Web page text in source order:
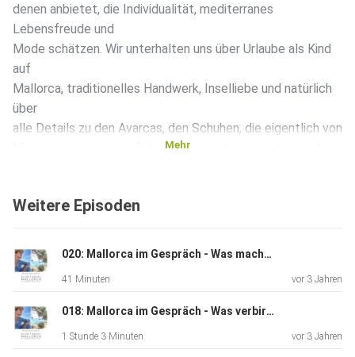
denen anbietet, die Individualität, mediterranes
Lebensfreude und
Mode schätzen. Wir unterhalten uns über Urlaube als Kind
auf
Mallorca, traditionelles Handwerk, Inselliebe und natürlich
über
alle Details zu den Avarcas, den Schuhen, die eigentlich von
Menorca stammen, auf den Balearen aber irgendwie jeder
Mehr
Weitere Episoden
020: Mallorca im Gespräch - Was macht IKATELA zu Slow Fashion, Anne Schwarzenbacher?
41 Minuten vor 3 Jahren
018: Mallorca im Gespräch - Was verbirgt sich hinter HERITX, Heidi und Rolf?
1 Stunde 3 Minuten vor 3 Jahren